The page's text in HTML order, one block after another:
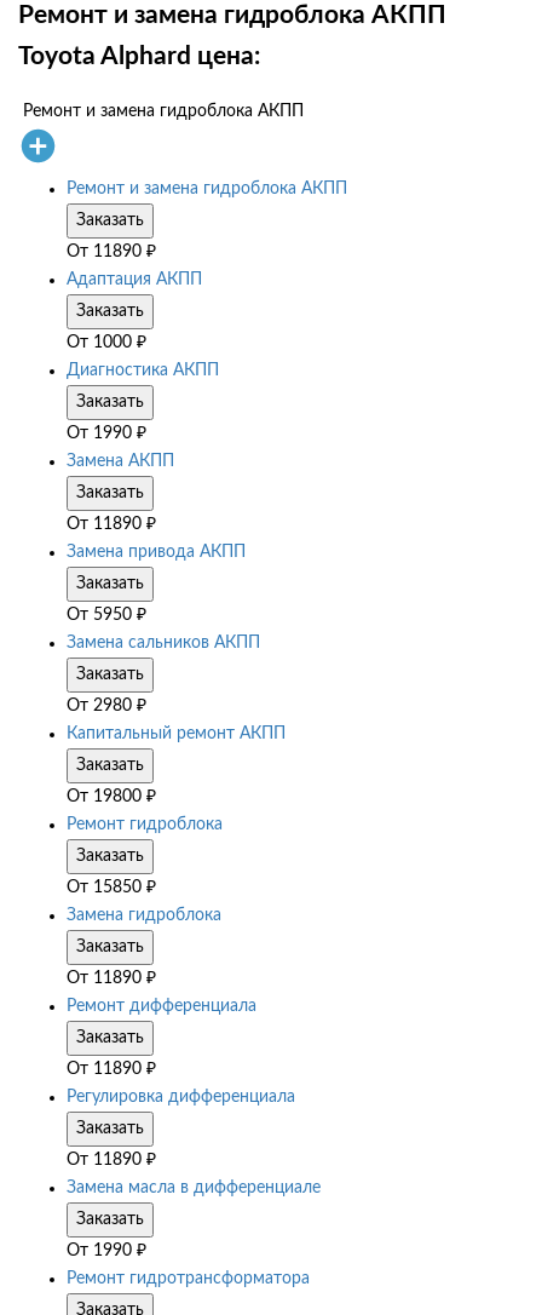
Ремонт и замена гидроблока АКПП
Toyota Alphard цена:
Ремонт и замена гидроблока АКПП
Ремонт и замена гидроблока АКПП
Заказать
От 11890 ₽
Адаптация АКПП
Заказать
От 1000 ₽
Диагностика АКПП
Заказать
От 1990 ₽
Замена АКПП
Заказать
От 11890 ₽
Замена привода АКПП
Заказать
От 5950 ₽
Замена сальников АКПП
Заказать
От 2980 ₽
Капитальный ремонт АКПП
Заказать
От 19800 ₽
Ремонт гидроблока
Заказать
От 15850 ₽
Замена гидроблока
Заказать
От 11890 ₽
Ремонт дифференциала
Заказать
От 11890 ₽
Регулировка дифференциала
Заказать
От 11890 ₽
Замена масла в дифференциале
Заказать
От 1990 ₽
Ремонт гидротрансформатора
Заказать